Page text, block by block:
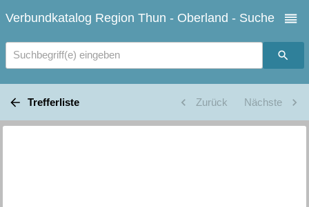
Verbundkatalog Region Thun - Oberland - Suche
Suchbegriff(e) eingeben
Trefferliste Zurück Nächste